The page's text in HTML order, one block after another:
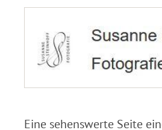
Eine sehenswerte Seite